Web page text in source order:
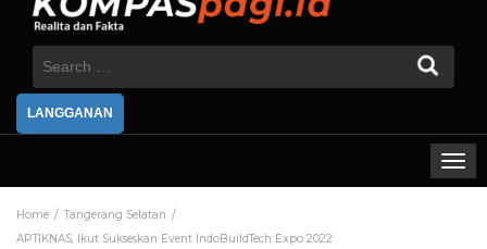
Search
LANGGANAN
Home
Tangerang Selatan
APTIKNAS, Ikut Sukseskan Event IndoBuildTech Expo 2022